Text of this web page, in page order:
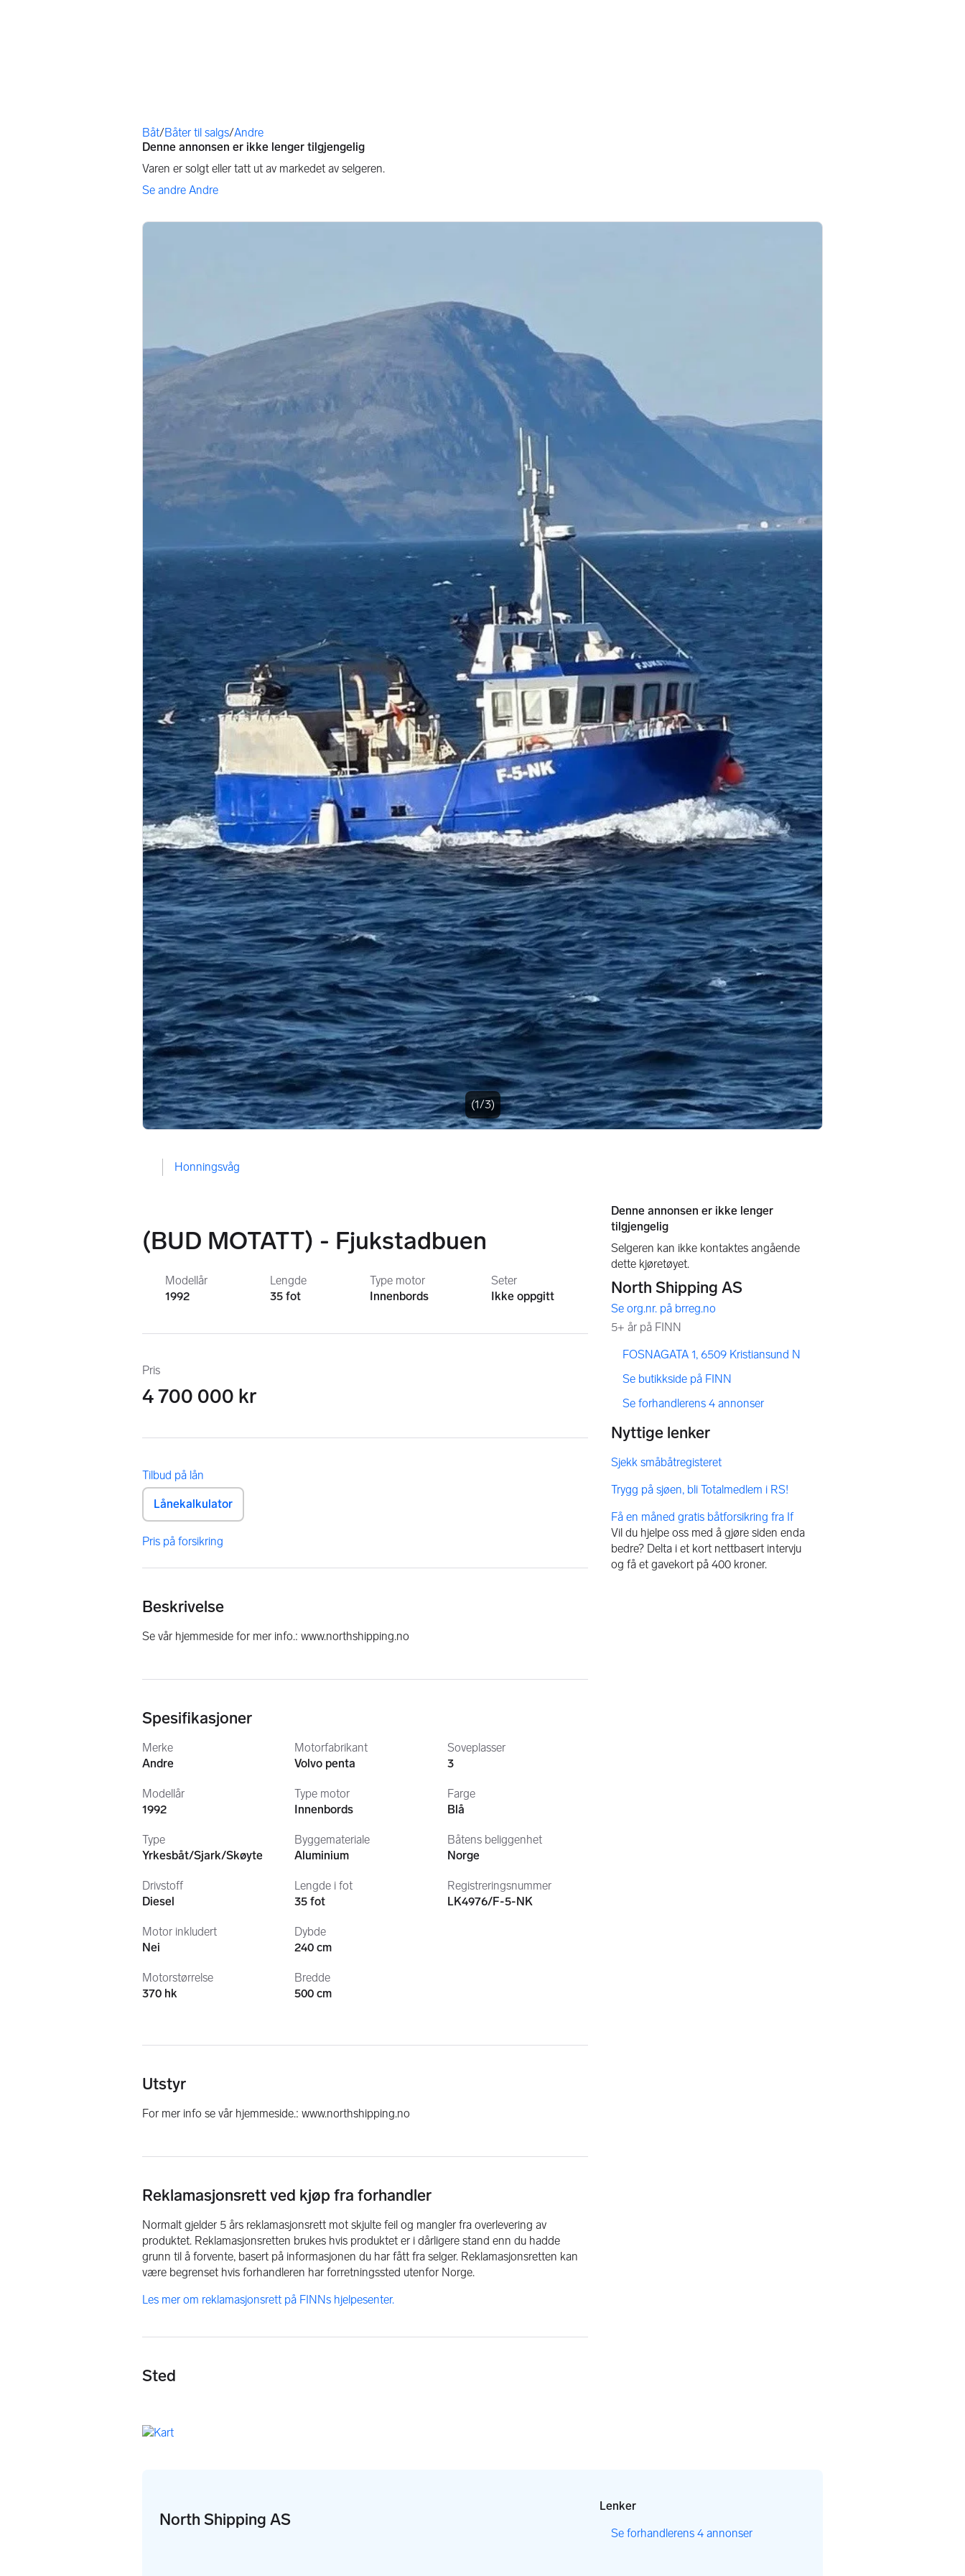
Du er her
Båt/Båter til salgs/Andre
Bildegalleri
(1/3)
Honningsvåg
(BUD MOTATT) - Fjukstadbuen
Modellår
1992
Lengde
35 fot
Type motor
Innenbords
Seter
Ikke oppgitt
Pris
4 700 000 kr
,
FOSNAGATA 1, 6509 Kristiansund N
Se butikkside på FINN
Se forhandlerens 4 annonser
Vil du hjelpe oss med å gjøre siden enda
bedre? Delta i et kort nettbasert intervju
og få et gavekort på 400 kroner.
Beskrivelse
Se vår hjemmeside for mer info.: www.northshipping.no
Spesifikasjoner
Merke
Andre
Modellår
1992
Type
Yrkesbåt/Sjark/Skøyte
Drivstoff
Diesel
Motor inkludert
Nei
Motorstørrelse
370 hk
Motorfabrikant
Volvo penta
Type motor
Innenbords
Byggemateriale
Aluminium
Lengde i fot
35 fot
Dybde
240 cm
Bredde
500 cm
Soveplasser
3
Farge
Blå
Båtens beliggenhet
Norge
Registreringsnummer
LK4976/F-5-NK
Utstyr
For mer info se vår hjemmeside.: www.northshipping.no
Reklamasjonsrett ved kjøp fra forhandler
Normalt gjelder 5 års reklamasjonsrett mot skjulte feil og mangler fra overlevering av
produktet. Reklamasjonsretten brukes hvis produktet er i dårligere stand enn du hadde
grunn til å forvente, basert på informasjonen du har fått fra selger. Reklamasjonsretten kan
være begrenset hvis forhandleren har forretningssted utenfor Norge.
Les mer om reklamasjonsrett på FINNs hjelpesenter.
Sted
North Shipping AS
Lenker
Se forhandlerens 4 annonser